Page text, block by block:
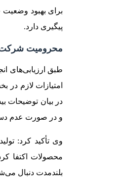
برای بهبود
پیگیری دارد.
محرومیت شرکت
امتیازات لازم
در بیان توضیحات
و در صورت عدم
وی تأکید کرد:
محصولات اکتفا
بلندمدت دنبال